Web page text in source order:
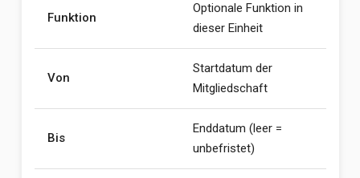
Funktion
Optionale Funktion in
dieser Einheit
Von
Startdatum der
Mitgliedschaft
Bis
Enddatum (leer =
unbefristet)